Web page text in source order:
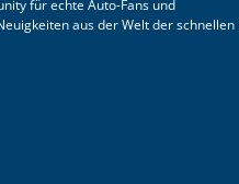
für echte Auto-Fans und
aus der Welt der schnellen